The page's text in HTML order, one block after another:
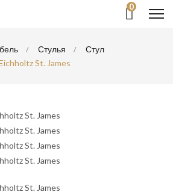
0
Стулья
Стул
St. James